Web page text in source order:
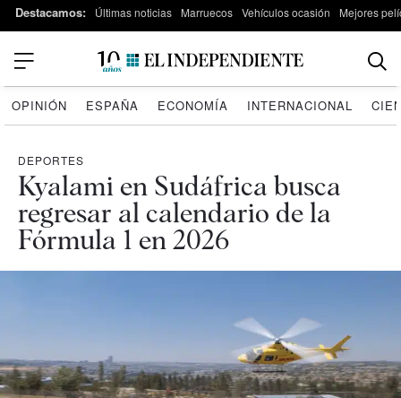
Destacamos: Últimas noticias Marruecos Vehículos ocasión Mejores
OPINIÓN ESPAÑA ECONOMÍA INTERNACIONAL
DEPORTES
Kyalami en Sudáfrica busca
regresar al calendario de la
Fórmula 1 en 2026